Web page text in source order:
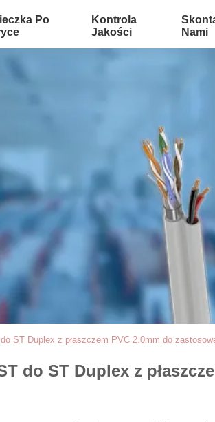
Po
Kontrola
Jakości
Nami
ST Duplex z płaszczem PVC 2.0mm do
do ST Duplex z